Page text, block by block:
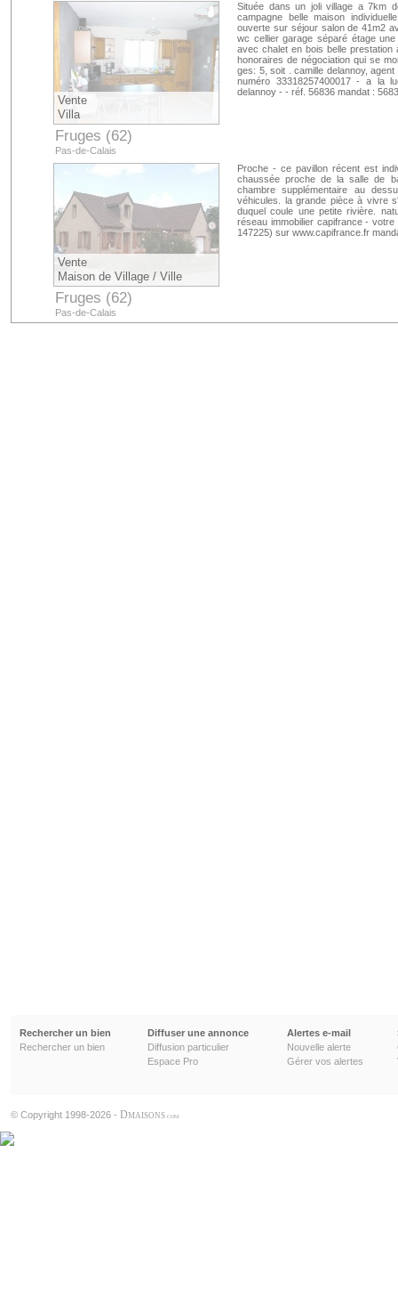
Vente
Villa
Fruges (62)
Pas-de-Calais
Située dans un joli village a 7km
campagne belle maison
ouverte sur séjour salon de 41m2
wc cellier garage séparé étage
avec chalet en bois belle prestation
honoraires de négociation qui se
ges: 5, soit . camille delannoy,
numéro 33318257400017 - a la
delannoy - - réf. 56836 mandat :
Vente
Maison de Village / Ville
Fruges (62)
Pas-de-Calais
Proche - ce pavillon récent est
chaussée proche de la salle de
chambre supplémentaire au
véhicules. la grande pièce à vivre
duquel coule une petite rivière.
réseau immobilier capifrance -
147225) sur www.capifrance.fr
Rechercher un bien
Rechercher un bien
Diffuser une annonce
Diffusion particulier
Espace Pro
Alertes e-mail
Nouvelle alerte
Gérer vos alertes
© Copyright 1998-2026 - DMAISONS .COM